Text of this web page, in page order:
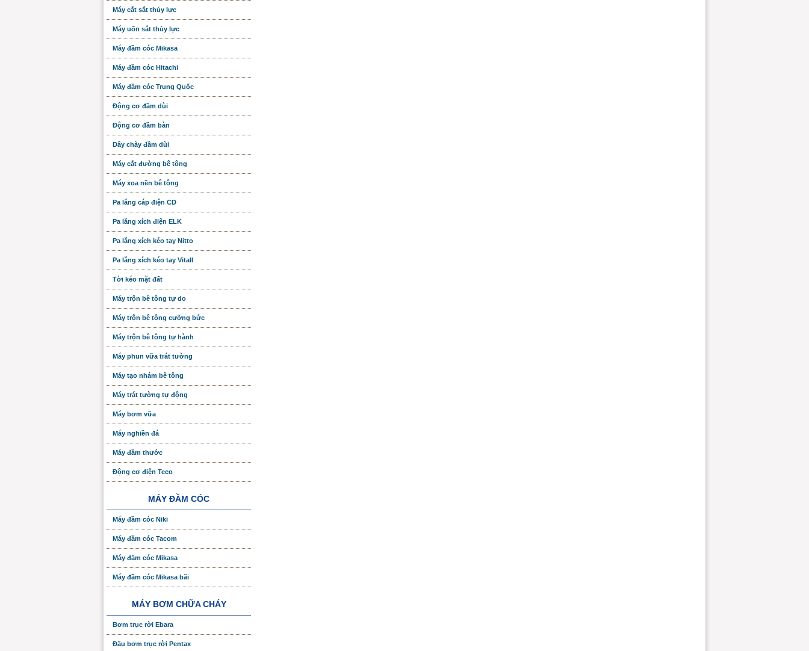
Máy cắt sắt thủy lực
Máy uốn sắt thủy lực
Máy đầm cóc Mikasa
Máy đầm cóc Hitachi
Máy đầm cóc Trung Quốc
Động cơ đầm dùi
Động cơ đầm bàn
Dây chày đầm dùi
Máy cắt đường bê tông
Máy xoa nền bê tông
Pa lăng cáp điện CD
Pa lăng xích điện ELK
Pa lăng xích kéo tay Nitto
Pa lăng xích kéo tay Vitall
Tời kéo mặt đất
Máy trộn bê tông tự do
Máy trộn bê tông cưỡng bức
Máy trộn bê tông tự hành
Máy phun vữa trát tường
Máy tạo nhám bê tông
Máy trát tường tự động
Máy bơm vữa
Máy nghiền đá
Máy đầm thước
Động cơ điện Teco
MÁY ĐẦM CÓC
Máy đầm cóc Niki
Máy đầm cóc Tacom
Máy đầm cóc Mikasa
Máy đầm cóc Mikasa bãi
MÁY BƠM CHỮA CHÁY
Bơm trục rời Ebara
Đầu bơm trục rời Pentax